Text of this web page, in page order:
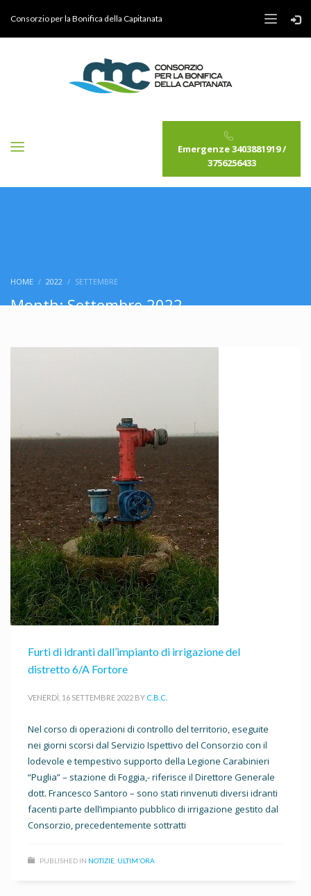
Consorzio per la Bonifica della Capitanata
Emergenze 3403881919 /
3756256433
HOME 2022 SETTEMBRE
Month: Settembre 2022
Furti di idranti dall’impianto di irrigazione del
distretto 6/A Fortore
VENERDÌ, 16 SETTEMBRE 2022 BY C.B.C.
Nel corso di operazioni di controllo del territorio, eseguite
nei giorni scorsi dal Servizio Ispettivo del Consorzio con il
lodevole e tempestivo supporto della Legione Carabinieri
“Puglia” – stazione di Foggia,- riferisce il Direttore Generale
dott. Francesco Santoro – sono stati rinvenuti diversi idranti
facenti parte dell’impianto pubblico di irrigazione gestito dal
Consorzio, precedentemente sottratti
PUBLISHED IN NOTIZIE ULTIM'ORA